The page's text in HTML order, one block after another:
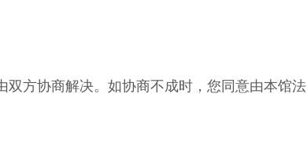
方协商解决。如协商不成时，您同意由本馆法